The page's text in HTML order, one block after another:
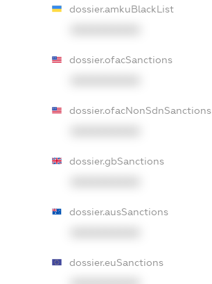
dossier.amkuBlackList
dossier.ofacSanctions
dossier.ofacNonSdnSanctions
dossier.gbSanctions
dossier.ausSanctions
dossier.euSanctions